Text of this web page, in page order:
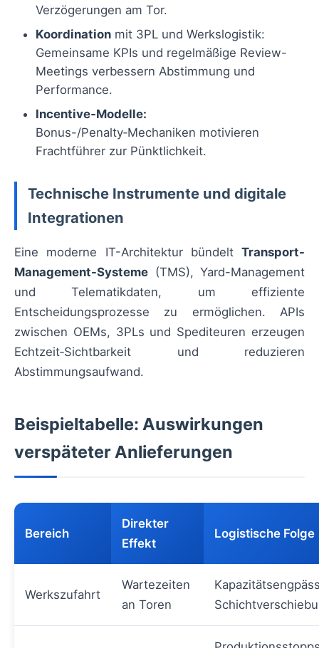
Verzögerungen am Tor.
Koordination mit 3PL und Werkslogistik:
Gemeinsame KPIs und regelmäßige Review-
Meetings verbessern Abstimmung und
Performance.
Incentive‑Modelle:
Bonus-/Penalty‑Mechaniken motivieren
Frachtführer zur Pünktlichkeit.
Technische Instrumente und digitale
Integrationen
Eine moderne IT-Architektur bündelt Transport-
Management-Systeme (TMS), Yard-Management
und Telematikdaten, um effiziente
Entscheidungsprozesse zu ermöglichen. APIs
zwischen OEMs, 3PLs und Spediteuren erzeugen
Echtzeit‑Sichtbarkeit und reduzieren
Abstimmungsaufwand.
Beispieltabelle: Auswirkungen
verspäteter Anlieferungen
Bereich
Direkter
Effekt
Logistische Folge
Werkszufahrt
Wartezeiten
an Toren